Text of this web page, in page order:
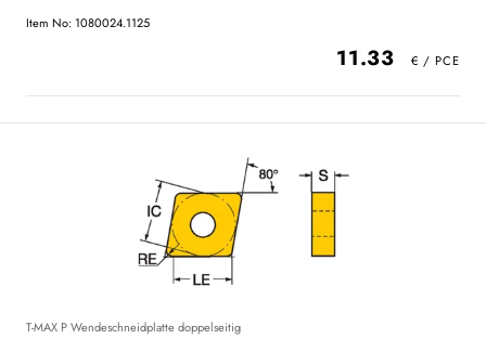
Item No: 1080024.1125
11.33
T-MAX P Wendeschneidplatte doppelseitig